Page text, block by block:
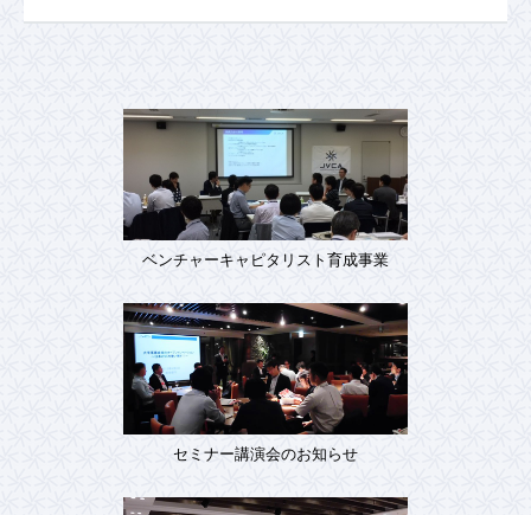
ベンチャーキャピタリスト育成事業
セミナー講演会のお知らせ